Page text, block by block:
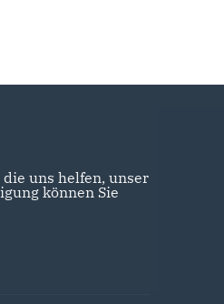
uns helfen, unser
können Sie